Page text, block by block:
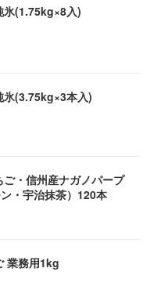
氷(1.75kg×8入)
氷(3.75kg×3本入)
・信州産ナガノパープ
・宇治抹茶）120本
業務用1kg